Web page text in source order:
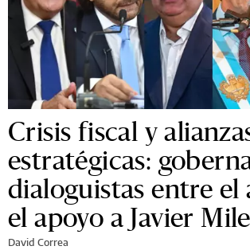
Crisis fiscal y
estratégicas:
dialoguistas entre el
el apoyo a Javier
David Correa